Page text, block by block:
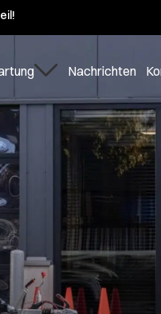
geschlossen.
Nachrichten